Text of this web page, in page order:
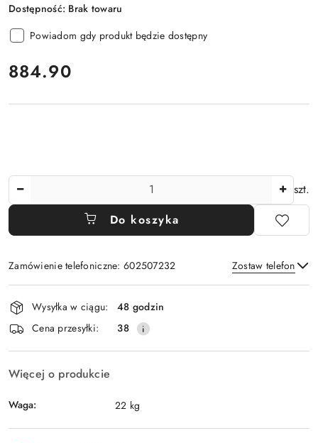
Dostępność: Brak towaru
Powiadom gdy produkt będzie dostępny
cena:
884.90
szt.
Do koszyka
Zamówienie telefoniczne: 602507232 Zostaw telefon
Wyślij
Dostępność
i
dostawa
Wysyłka w ciągu:
48 godzin
Cena przesyłki:
38
Więcej o produkcie
Waga: 22 kg